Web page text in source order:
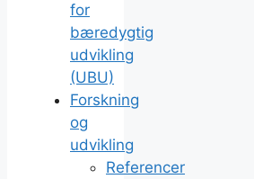
for
bæredygtig
udvikling
(UBU)
Forskning
og
udvikling
Referencer